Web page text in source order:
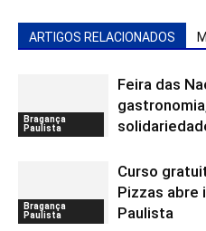
ARTIGOS RELACIONADOS
Bragança
Paulista
Feira das
Bragança
Paulista
Curso
Pizzas abre
Paulista